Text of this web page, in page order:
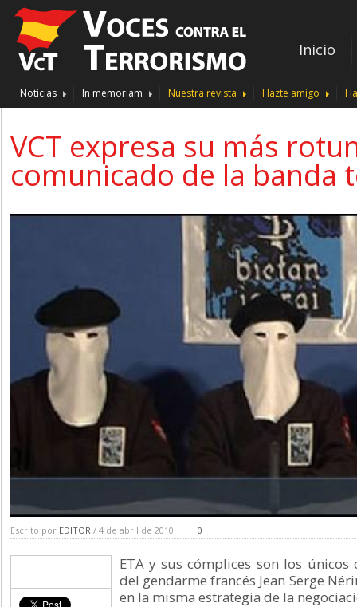
Inicio
Noticias In memoriam Nuestra revista Hazte amigo
VCT expresa su más
comunicado de la banda
Escrito por EDITOR / 4 de abril de 2010 0
ETA y sus cómplices son los únicos
del gendarme francés Jean Serge
en la misma estrategia de la